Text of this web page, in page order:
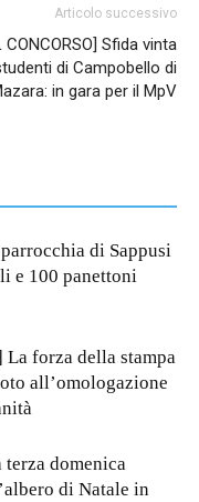
Articolo successivo
CONCORSO] Sfida vinta
di Campobello di
in gara per il MpV
di Sappusi
e 100 panettoni
forza della stampa
all’omologazione
domenica
di Natale in